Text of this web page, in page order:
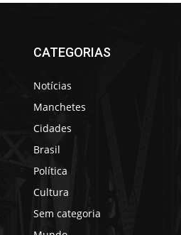
CATEGORIAS
Notícias
Manchetes
Cidades
Brasil
Política
Cultura
Sem categoria